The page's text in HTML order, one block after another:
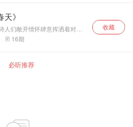
《丘吉尔传(我的青春)》不仅仅
人物有了一个了解，而且正如
一样，是“一个逝去的时代的缩
天》
人们敞开情怀肆意挥洒着对春
、杜甫、白居易这一个个如雷
们是如何用诗句描绘那一段段
赢来属于自己的春天吗
16期
收藏
必听推荐